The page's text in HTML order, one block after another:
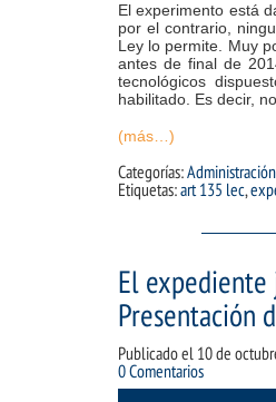
El experimento está
por el contrario,
Ley lo permite. Muy
antes de final de
tecnológicos
habilitado. Es decir,
(más…)
Categorías:
Etiquetas:art 135 lec,
El
Presentación
Publicado el 10 de
0 Comentarios